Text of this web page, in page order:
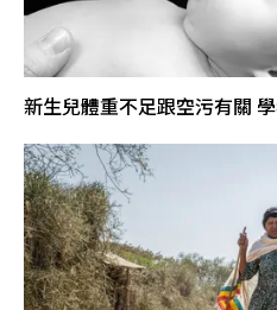
新生兒體重不足跟空污有關